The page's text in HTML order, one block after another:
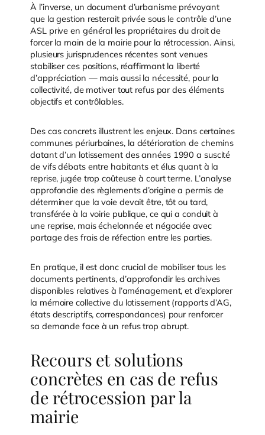
À l’inverse, un document d’urbanisme prévoyant
que la gestion resterait privée sous le contrôle d’une
ASL prive en général les propriétaires du droit de
forcer la main de la mairie pour la rétrocession. Ainsi,
plusieurs jurisprudences récentes sont venues
stabiliser ces positions, réaffirmant la liberté
d’appréciation — mais aussi la nécessité, pour la
collectivité, de motiver tout refus par des éléments
objectifs et contrôlables.
Des cas concrets illustrent les enjeux. Dans certaines
communes périurbaines, la détérioration de chemins
datant d’un lotissement des années 1990 a suscité
de vifs débats entre habitants et élus quant à la
reprise, jugée trop coûteuse à court terme. L’analyse
approfondie des règlements d’origine a permis de
déterminer que la voie devait être, tôt ou tard,
transférée à la voirie publique, ce qui a conduit à
une reprise, mais échelonnée et négociée avec
partage des frais de réfection entre les parties.
En pratique, il est donc crucial de mobiliser tous les
documents pertinents, d’approfondir les archives
disponibles relatives à l’aménagement, et d’explorer
la mémoire collective du lotissement (rapports d’AG,
états descriptifs, correspondances) pour renforcer
sa demande face à un refus trop abrupt.
Recours et solutions
concrètes en cas de refus
de rétrocession par la
mairie